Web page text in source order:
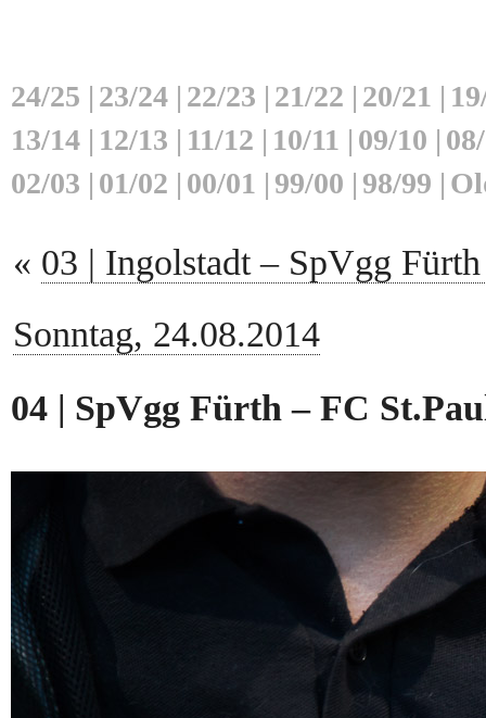
24/25 | 23/24 | 22/23 | 21/22 | 20/21 |
13/14 | 12/13 | 11/12 | 10/11 | 09/10 |
02/03 | 01/02 | 00/01 | 99/00 | 98/99 |
« 03 | Ingolstadt – SpVgg
Sonntag, 24.08.2014
04 | SpVgg Fürth – FC